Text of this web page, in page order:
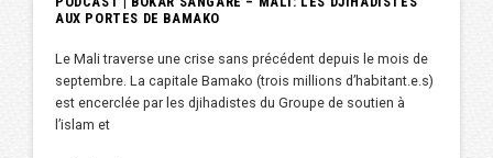
AUX PORTES DE BAMAKO
Le Mali traverse une crise sans précédent depuis le mois de
septembre. La capitale Bamako (trois millions d’habitant.e.s)
est encerclée par les djihadistes du Groupe de soutien à
l’islam et